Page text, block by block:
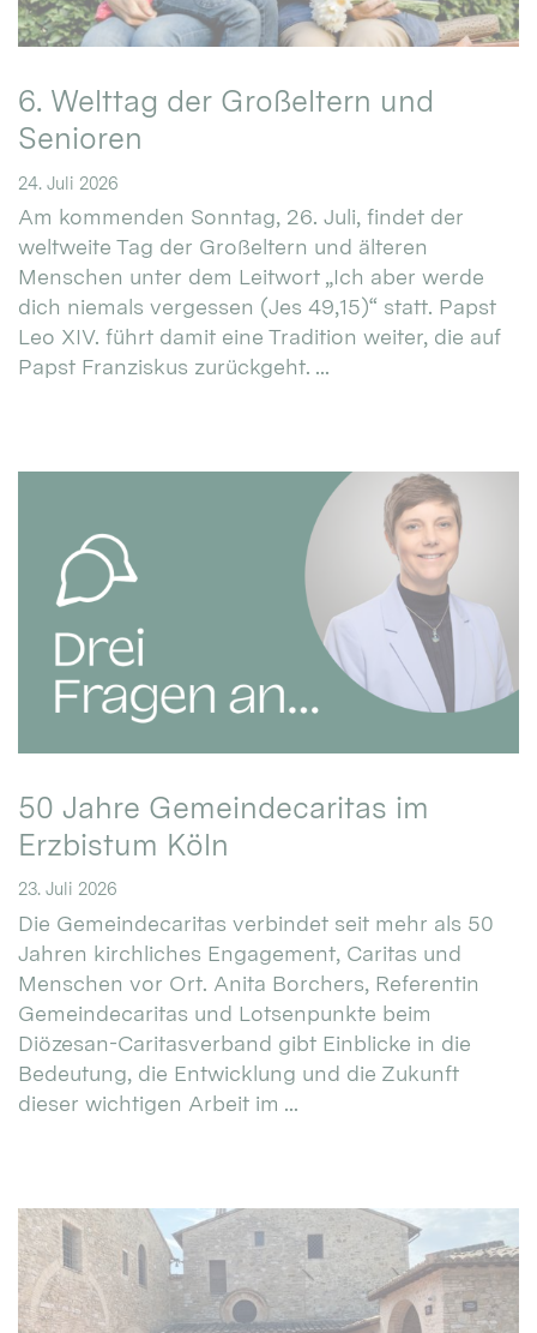
6. Welttag der Großeltern und
Senioren
24. Juli 2026
Am kommenden Sonntag, 26. Juli, findet der
weltweite Tag der Großeltern und älteren
Menschen unter dem Leitwort „Ich aber werde
dich niemals vergessen (Jes 49,15)“ statt. Papst
Leo XIV. führt damit eine Tradition weiter, die auf
Papst Franziskus zurückgeht. ...
50 Jahre Gemeindecaritas im
Erzbistum Köln
23. Juli 2026
Die Gemeindecaritas verbindet seit mehr als 50
Jahren kirchliches Engagement, Caritas und
Menschen vor Ort. Anita Borchers, Referentin
Gemeindecaritas und Lotsenpunkte beim
Diözesan-Caritasverband gibt Einblicke in die
Bedeutung, die Entwicklung und die Zukunft
dieser wichtigen Arbeit im ...